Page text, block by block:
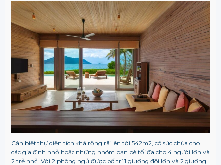
Căn biệt thự diện tích khá rộng rãi lên tới 542m2, có sức chứa cho
các gia đình nhỏ hoặc những nhóm bạn bè tối đa cho 4 người lớn và
2 trẻ nhỏ. Với 2 phòng ngủ được bố trí 1 giường đôi lớn và 2 giường